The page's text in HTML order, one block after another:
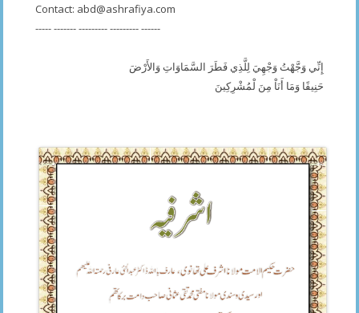
Contact: abd@ashrafiya.com
----- ------- --------- --------- ------
إِنِّي وَجَّهْتُ وَجْهِيَ لِلَّذِي فَطَرَ السَّمَاوَاتِ وَالأَرْضَ
حَنِيفًا وَمَا أَنَاْ مِنَ لْمُشْرِكِينَ